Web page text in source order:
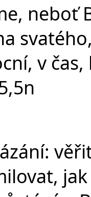
neboť
v